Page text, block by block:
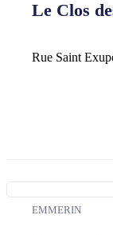
Le Clos
Rue Saint
EMMERIN